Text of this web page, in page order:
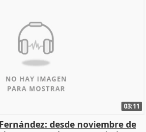
03:11
desde noviembre de